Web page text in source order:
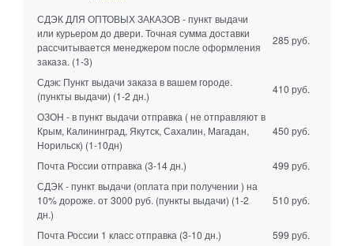
СДЭК ДЛЯ ОПТОВЫХ ЗАКАЗОВ - пункт выдачи
или курьером до двери. Точная сумма доставки
рассчитывается менеджером после оформления
заказа. (1-3)
285 руб.
Сдэк: Пункт выдачи заказа в вашем городе.
(пункты выдачи) (1-2 дн.)
410 руб.
ОЗОН - в пункт выдачи отправка ( не отправляют в
Крым, Калининград, Якутск, Сахалин, Магадан,
Норильск) (1-10дн)
450 руб.
Почта России отправка (3-14 дн.)
499 руб.
СДЭК - пункт выдачи (оплата при получении ) на
10% дороже. от 3000 руб. (пункты выдачи) (1-2
дн.)
510 руб.
Почта России 1 класс отправка (3-10 дн.)
599 руб.